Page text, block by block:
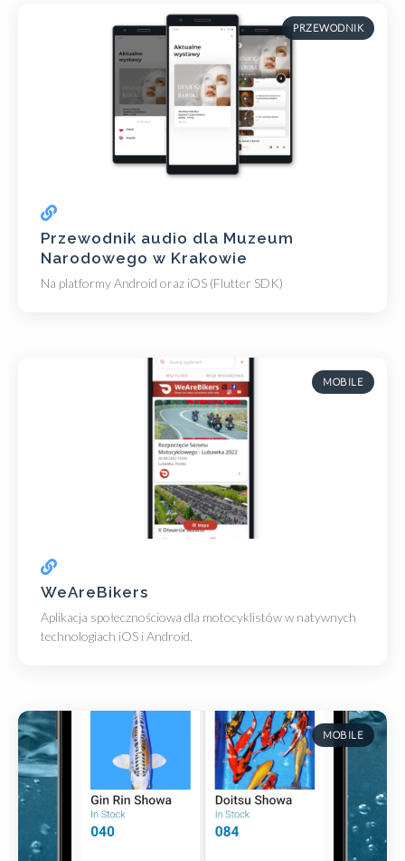
PRZEWODNIK
Przewodnik audio dla Muzeum
Narodowego w Krakowie
Na platformy Android oraz iOS (Flutter SDK)
MOBILE
WeAreBikers
Aplikacja społecznościowa dla motocyklistów w natywnych
technologiach iOS i Android.
MOBILE